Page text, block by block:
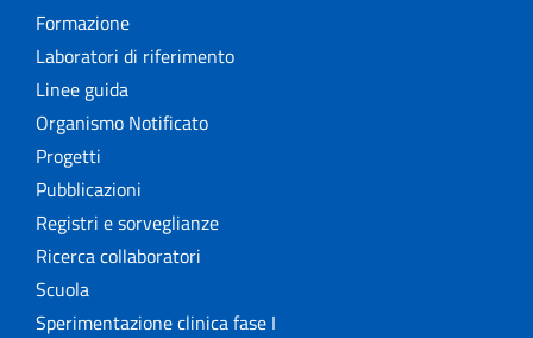
Formazione
Laboratori di riferimento
Linee guida
Organismo Notificato
Progetti
Pubblicazioni
Registri e sorveglianze
Ricerca collaboratori
Scuola
Sperimentazione clinica fase I